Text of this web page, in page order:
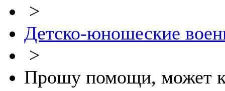
>
Детско-юношеские
>
Прошу помощи, может